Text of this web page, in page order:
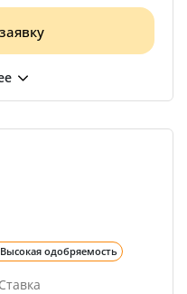
Высокая одобряемость
Ставка